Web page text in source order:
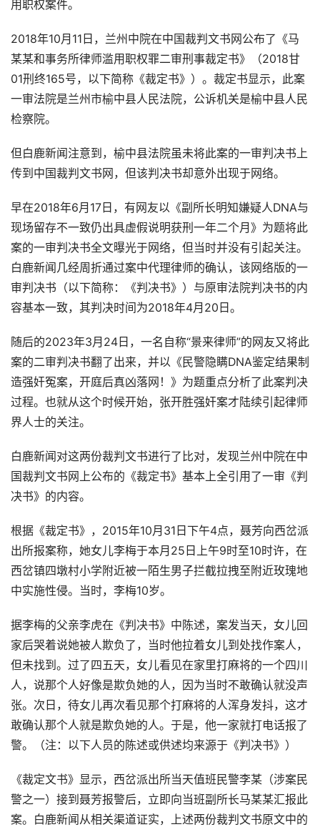
用职权案件。
2018年10月11日，兰州中院在中国裁判文书网公布了《马
某某和事务所律师滥用职权罪二审刑事裁定书》（2018甘
01刑终165号，以下简称《裁定书》）。裁定书显示，此案
一审法院是兰州市榆中县人民法院，公诉机关是榆中县人民
检察院。
但白鹿新闻注意到，榆中县法院虽未将此案的一审判决书上
传到中国裁判文书网，但该判决书却意外出现于网络。
早在2018年6月17日，有网友以《副所长明知嫌疑人DNA与
现场留存不一致仍出具虚假说明获刑一年二个月》为题将此
案的一审判决书全文曝光于网络，但当时并没有引起关注。
白鹿新闻几经周折通过案中代理律师的确认，该网络版的一
审判决书（以下简称：《判决书》）与原审法院判决书的内
容基本一致，其判决时间为2018年4月20日。
随后的2023年3月24日，一名自称“景来律师”的网友又将此
案的二审判决书翻了出来，并以《民警隐瞒DNA鉴定结果制
造强奸冤案，开庭后真凶落网！》为题重点分析了此案判决
过程。也就从这个时候开始，张开胜强奸案才陆续引起律师
界人士的关注。
白鹿新闻对这两份裁判文书进行了比对，发现兰州中院在中
国裁判文书网上公布的《裁定书》基本上全引用了一审《判
决书》的内容。
根据《裁定书》，2015年10月31日下午4点，聂芳向西岔派
出所报案称，她女儿李梅于本月25日上午9时至10时许，在
西岔镇四墩村小学附近被一陌生男子拦截拉拽至附近玫瑰地
中实施性侵。当时，李梅10岁。
据李梅的父亲李虎在《判决书》中陈述，案发当天，女儿回
家后哭着说她被人欺负了，当时他拉着女儿到处找作案人，
但未找到。过了四五天，女儿看见在家里打麻将的一个四川
人，说那个人好像是欺负她的人，因为当时不敢确认就没声
张。次日，待女儿再次看见那个打麻将的人浑身发抖，这才
敢确认那个人就是欺负她的人。于是，他一家就打电话报了
警。（注：以下人员的陈述或供述均来源于《判决书》）
《裁定文书》显示，西岔派出所当天值班民警李某（涉案民
警之一）接到聂芳报警后，立即向当班副所长马某某汇报此
案。白鹿新闻从相关渠道证实，上述两份裁判文书原文中的